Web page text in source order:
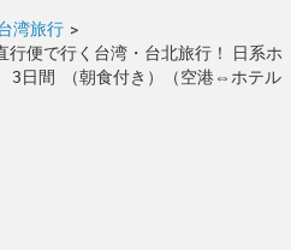
湾旅行 >
便で行く台湾・台北旅行！ 日系ホ
3日間 （朝食付き）（空港⇔ホテル